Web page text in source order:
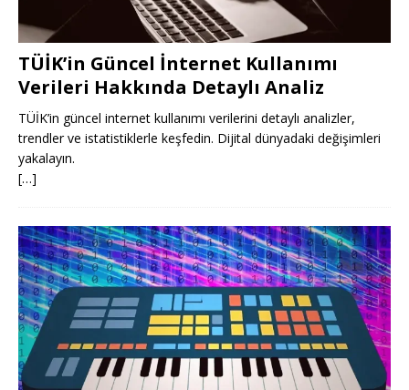
TÜİK’in Güncel İnternet Kullanımı
Verileri Hakkında Detaylı Analiz
TÜİK’in güncel internet kullanımı verilerini detaylı analizler,
trendler ve istatistiklerle keşfedin. Dijital dünyadaki değişimleri
yakalayın.
[…]